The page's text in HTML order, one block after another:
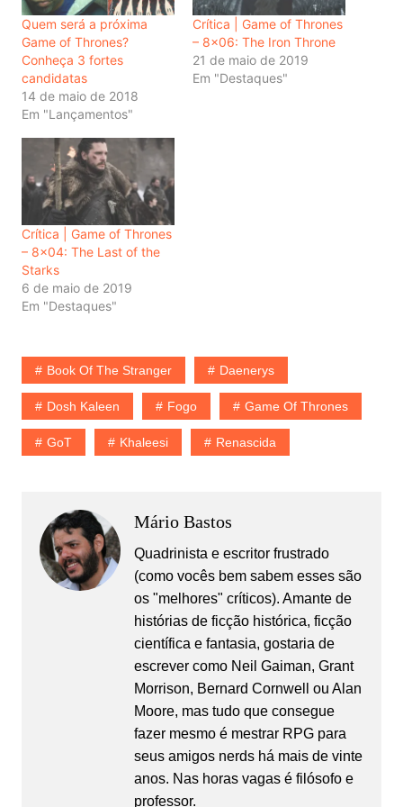
Quem será a próxima
Game of Thrones?
Conheça 3 fortes
candidatas
14 de maio de 2018
Em "Lançamentos"
Crítica | Game of Thrones
– 8×06: The Iron Throne
21 de maio de 2019
Em "Destaques"
Crítica | Game of Thrones
– 8×04: The Last of the
Starks
6 de maio de 2019
Em "Destaques"
Book Of The Stranger Daenerys
Dosh Kaleen Fogo Game Of Thrones
GoT Khaleesi Renascida
Mário Bastos
Quadrinista e escritor frustrado
(como vocês bem sabem esses são
os "melhores" críticos). Amante de
histórias de ficção histórica, ficção
científica e fantasia, gostaria de
escrever como Neil Gaiman, Grant
Morrison, Bernard Cornwell ou Alan
Moore, mas tudo que consegue
fazer mesmo é mestrar RPG para
seus amigos nerds há mais de vinte
anos. Nas horas vagas é filósofo e
professor.